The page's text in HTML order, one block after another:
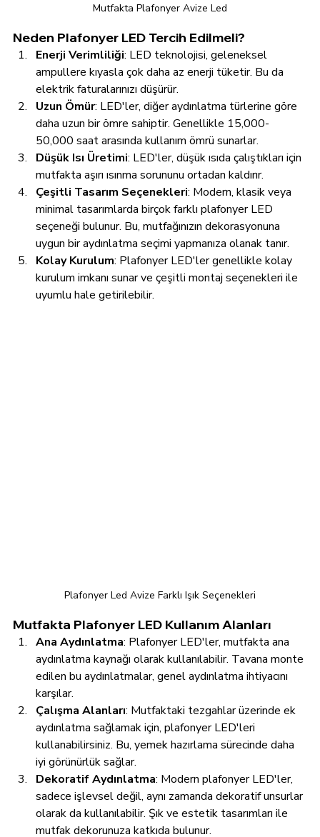
Mutfakta Plafonyer Avize Led
Neden Plafonyer LED Tercih Edilmeli?
Enerji Verimliliği: LED teknolojisi, geleneksel
ampullere kıyasla çok daha az enerji tüketir. Bu da
elektrik faturalarınızı düşürür.
Uzun Ömür: LED'ler, diğer aydınlatma türlerine göre
daha uzun bir ömre sahiptir. Genellikle 15,000-
50,000 saat arasında kullanım ömrü sunarlar.
Düşük Isı Üretimi: LED'ler, düşük ısıda çalıştıkları için
mutfakta aşırı ısınma sorununu ortadan kaldırır.
Çeşitli Tasarım Seçenekleri: Modern, klasik veya
minimal tasarımlarda birçok farklı plafonyer LED
seçeneği bulunur. Bu, mutfağınızın dekorasyonuna
uygun bir aydınlatma seçimi yapmanıza olanak tanır.
Kolay Kurulum: Plafonyer LED'ler genellikle kolay
kurulum imkanı sunar ve çeşitli montaj seçenekleri ile
uyumlu hale getirilebilir.
Plafonyer Led Avize Farklı Işık Seçenekleri
Mutfakta Plafonyer LED Kullanım Alanları
Ana Aydınlatma: Plafonyer LED'ler, mutfakta ana
aydınlatma kaynağı olarak kullanılabilir. Tavana monte
edilen bu aydınlatmalar, genel aydınlatma ihtiyacını
karşılar.
Çalışma Alanları: Mutfaktaki tezgahlar üzerinde ek
aydınlatma sağlamak için, plafonyer LED'leri
kullanabilirsiniz. Bu, yemek hazırlama sürecinde daha
iyi görünürlük sağlar.
Dekoratif Aydınlatma: Modern plafonyer LED'ler,
sadece işlevsel değil, aynı zamanda dekoratif unsurlar
olarak da kullanılabilir. Şık ve estetik tasarımları ile
mutfak dekorunuza katkıda bulunur.